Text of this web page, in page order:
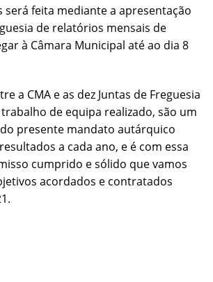
será feita mediante a apresentação
de relatórios mensais de
à Câmara Municipal até ao dia 8
a CMA e as dez Juntas de Freguesia
de equipa realizado, são um
presente mandato autárquico
a cada ano, e é com essa
cumprido e sólido que vamos
acordados e contratados